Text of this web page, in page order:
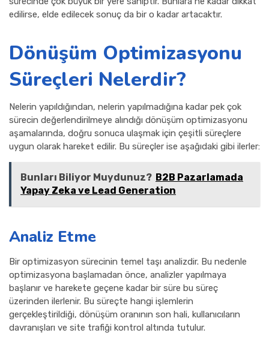
edilirse, elde edilecek sonuç da bir o kadar artacaktır.
Dönüşüm Optimizasyonu
Süreçleri Nelerdir?
Nelerin yapıldığından, nelerin yapılmadığına kadar pek çok
sürecin değerlendirilmeye alındığı dönüşüm optimizasyonu
aşamalarında, doğru sonuca ulaşmak için çeşitli süreçlere
uygun olarak hareket edilir. Bu süreçler ise aşağıdaki gibi ilerler:
Bunları Biliyor Muydunuz? B2B Pazarlamada
Yapay Zeka ve Lead Generation
Analiz Etme
Bir optimizasyon sürecinin temel taşı analizdir. Bu nedenle
optimizasyona başlamadan önce, analizler yapılmaya
başlanır ve harekete geçene kadar bir süre bu süreç
üzerinden ilerlenir. Bu süreçte hangi işlemlerin
gerçekleştirildiği, dönüşüm oranının son hali, kullanıcıların
davranışları ve site trafiği kontrol altında tutulur.